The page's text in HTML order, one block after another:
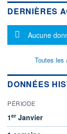
DERNIÈRES
Message
Aucune
Toutes les
DONNÉES
PÉRIODE
1er Janvier